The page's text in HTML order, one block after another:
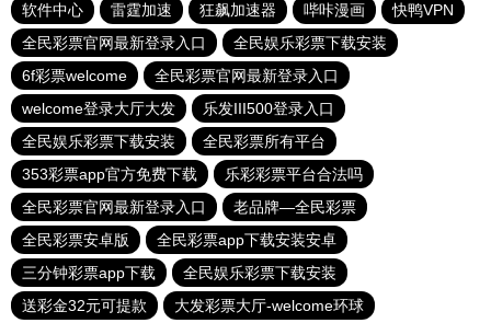
软件中心
雷霆加速 狂飙加速器 哔咔漫画
快鸭VPN
全民彩票官网最新登录入口
全民娱乐彩票下载安装
6f彩票welcome
全民彩票官网最新登录入口
welcome登录大厅大发
乐发III500登录入口
全民娱乐彩票下载安装
全民彩票所有平台
353彩票app官方免费下载
乐彩彩票平台合法吗
全民彩票官网最新登录入口
老品牌—全民彩票
全民彩票安卓版
全民彩票app下载安装安卓
三分钟彩票app下载
全民娱乐彩票下载安装
送彩金32元可提款
大发彩票大厅-welcome环球